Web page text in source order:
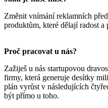
Změnit vnímání reklamních
produktům, které dělají radost a
Proč pracovat u nás?
Zažiješ u nás startupovou
firmy, která generuje desítky
plán vyrůst v následujících
být přímo u toho.